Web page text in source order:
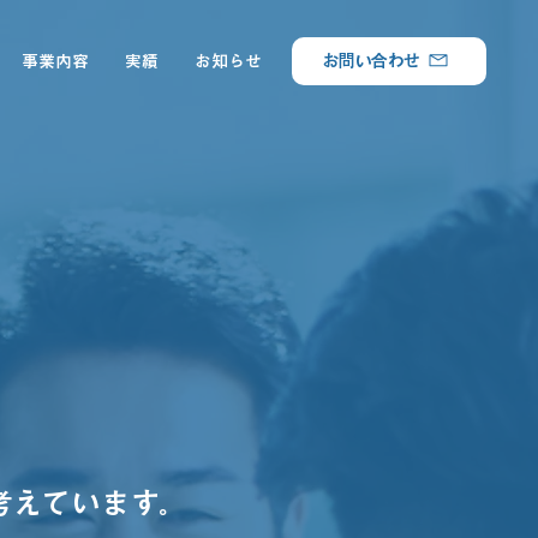
事業内容 実績 お知らせ お問い合わせ
ています。